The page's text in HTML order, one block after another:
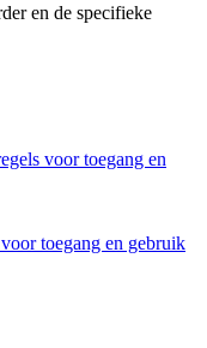
en de specifieke
voor toegang en
toegang en gebruik